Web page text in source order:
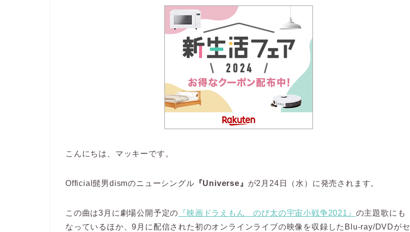
こんにちは、マッキーです。
Official髭男dismのニューシングル 『Universe』 が2月24日（水）に発売されます。
この曲は3月に劇場公開予定の 『映画ドラえもん のび太の宇宙小戦争2021』 の主題歌にも
なっているほか、9月に配信された初のオンラインライブの映像を収録したBlu-ray/DVDがセ